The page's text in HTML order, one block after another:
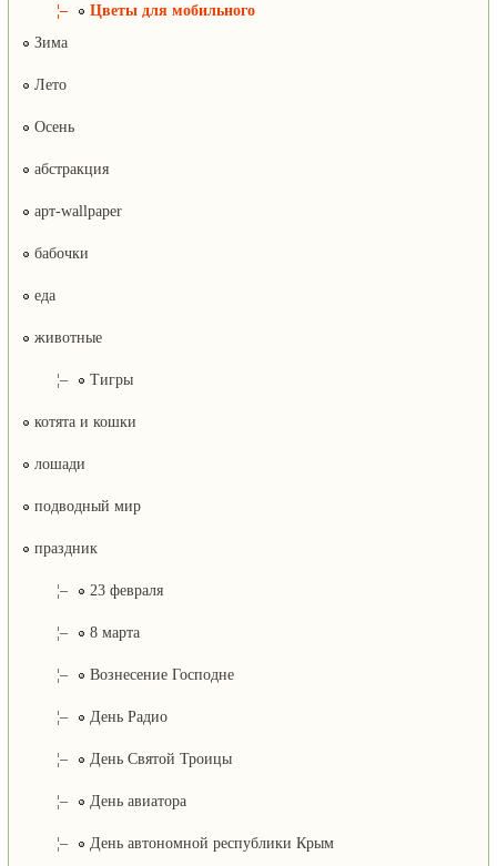
¦–
Цветы для мобильного
Зима
Лето
Осень
абстракция
арт-wallpaper
бабочки
еда
животные
¦– Тигры
котята и кошки
лошади
подводный мир
праздник
¦– 23 февраля
¦– 8 марта
¦– Вознесение Господне
¦– День Радио
¦– День Святой Троицы
¦– День авиатора
¦– День автономной республики Крым